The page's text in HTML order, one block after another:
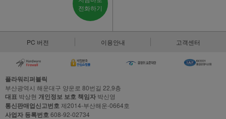
전화하기
PC 버전 이용안내 고객센터
플라워리퍼블릭
부산광역시 해운대구 양운로 80번길 22,9층
대표 박상현 개인정보 보호 책임자 박신영
통신판매업신고번호제2014-부산해운-0664호
사업자 등록번호608-92-02734